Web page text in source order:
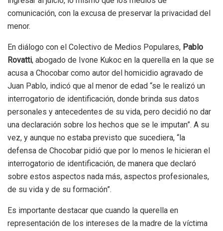
comunicación, con la excusa de preservar la privacidad del
menor.
En diálogo con el Colectivo de Medios Populares, Pablo
Rovatti, abogado de Ivone Kukoc en la querella en la que se
acusa a Chocobar como autor del homicidio agravado de
Juan Pablo, indicó que al menor de edad “se le realizó un
interrogatorio de identificación, donde brinda sus datos
personales y antecedentes de su vida, pero decidió no dar
una declaración sobre los hechos que se le imputan”. A su
vez, y aunque no estaba previsto que sucediera, “la
defensa de Chocobar pidió que por lo menos le hicieran el
interrogatorio de identificación, de manera que declaró
sobre estos aspectos nada más, aspectos profesionales,
de su vida y de su formación”.
Es importante destacar que cuando la querella en
representación de los intereses de la madre de la víctima